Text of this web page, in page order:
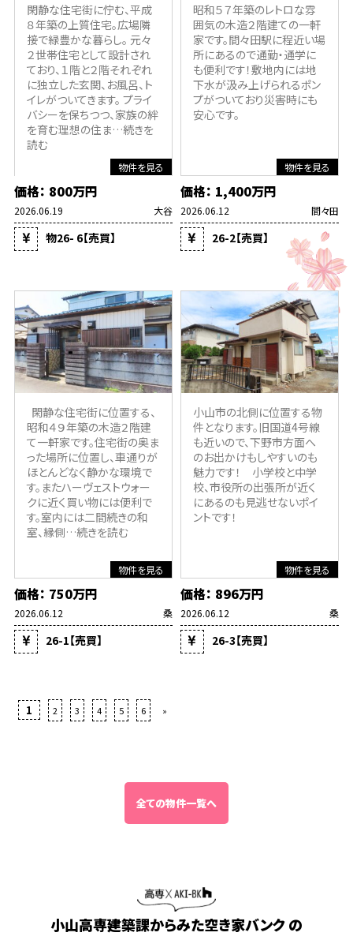
閑静な住宅街に佇む、平成
８年築の上質住宅。広場隣
接で緑豊かな暮らし。 元々
２世帯住宅として設計され
ており、１階と２階それぞれ
に独立した玄関、お風呂、ト
イレがついてきます。 プライ
バシーを保ちつつ、家族の絆
を育む理想の住ま…続きを
読む
物件を見る
価格： 800万円
2026.06.19 大谷
物26- 6【売買】
昭和５７年築のレトロな雰
囲気の木造２階建ての一軒
家です。間々田駅に程近い場
所にあるので通勤・通学に
も便利です！敷地内には地
下水が汲み上げられるポン
プがついており災害時にも
安心です。
物件を見る
価格： 1,400万円
2026.06.12 間々田
26-2【売買】
閑静な住宅街に位置する、
昭和４９年築の木造２階建
て一軒家です。住宅街の奥ま
った場所に位置し、車通りが
ほとんどなく静かな環境で
す。またハーヴェストウォー
クに近く買い物には便利で
す。室内には二間続きの和
室、縁側…続きを読む
物件を見る
価格： 750万円
2026.06.12 桑
26-1【売買】
小山市の北側に位置する物
件となります。旧国道4号線
も近いので、下野市方面へ
のお出かけもしやすいのも
魅力です！ 小学校と中学
校、市役所の出張所が近く
にあるのも見逃せないポイ
ントです！
物件を見る
価格： 896万円
2026.06.12 桑
26-3【売買】
1 2 3 4 5 6 »
全ての物件一覧へ
小山高専建築課からみた空き家バンク の